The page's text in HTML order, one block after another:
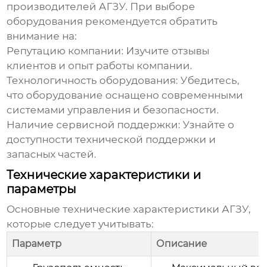
производителей АГЗУ. При выборе
оборудования рекомендуется обратить
внимание на:
Репутацию компании: Изучите отзывы
клиентов и опыт работы компании.
Технологичность оборудования: Убедитесь,
что оборудование оснащено современными
системами управления и безопасности.
Наличие сервисной поддержки: Узнайте о
доступности технической поддержки и
запасных частей.
Технические характеристики и
параметры
Основные технические характеристики АГЗУ,
которые следует учитывать:
Параметр Описание